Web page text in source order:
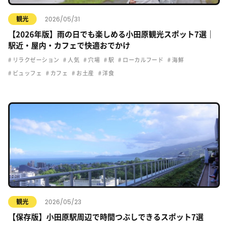
観光 2026/05/31
【2026年版】雨の日でも楽しめる小田原観光スポット7選｜
駅近・屋内・カフェで快適おでかけ
リラクゼーション 人気 穴場 駅 ローカルフード 海鮮
ビュッフェ カフェ お土産 洋食
観光 2026/05/23
【保存版】小田原駅周辺で時間つぶしできるスポット7選